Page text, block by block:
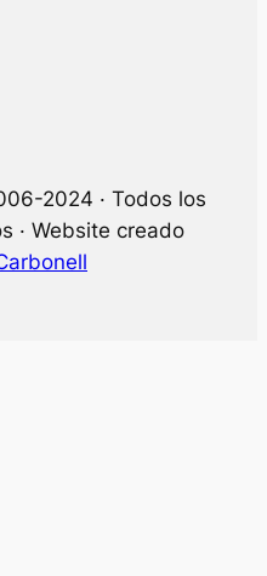
2024 · Todos los
· Website creado